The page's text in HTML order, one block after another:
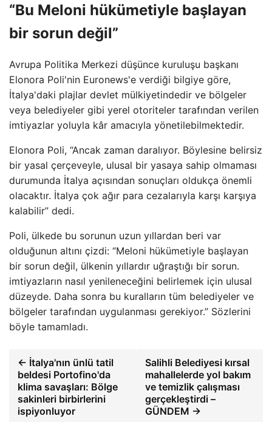
“Bu Meloni hükümetiyle başlayan
bir sorun değil”
Avrupa Politika Merkezi düşünce kuruluşu başkanı
Elonora Poli'nin Euronews'e verdiği bilgiye göre,
İtalya'daki plajlar devlet mülkiyetindedir ve bölgeler
veya belediyeler gibi yerel otoriteler tarafından verilen
imtiyazlar yoluyla kâr amacıyla yönetilebilmektedir.
Elonora Poli, “Ancak zaman daralıyor. Böylesine belirsiz
bir yasal çerçeveyle, ulusal bir yasaya sahip olmaması
durumunda İtalya açısından sonuçları oldukça önemli
olacaktır. İtalya çok ağır para cezalarıyla karşı karşıya
kalabilir” dedi.
Poli, ülkede bu sorunun uzun yıllardan beri var
olduğunun altını çizdi: “Meloni hükümetiyle başlayan
bir sorun değil, ülkenin yıllardır uğraştığı bir sorun.
imtiyazların nasıl yenileneceğini belirlemek için ulusal
düzeyde. Daha sonra bu kuralların tüm belediyeler ve
bölgeler tarafından uygulanması gerekiyor.” Sözlerini
böyle tamamladı.
← İtalya'nın ünlü tatil
beldesi Portofino'da
klima savaşları: Bölge
sakinleri birbirlerini
ispiyonluyor
Salihli Belediyesi kırsal
mahallelerde yol bakım
ve temizlik çalışması
gerçekleştirdi –
GÜNDEM →